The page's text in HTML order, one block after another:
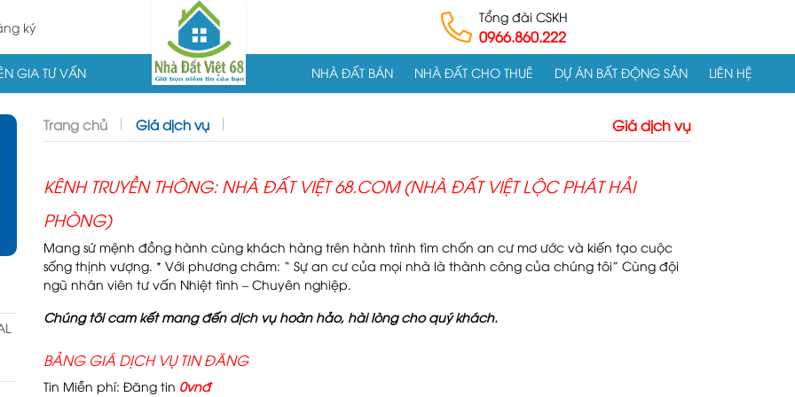
ký
Tổng đài CSKH
0966.860.222
GIA TƯ VẤN NHÀ ĐẤT BÁN NHÀ ĐẤT CHO THUÊ DỰ ÁN BẤT ĐỘNG SẢN LIÊN HỆ
Trang chủ Giá dịch vụ Giá dịch vụ
KÊNH TRUYỀN THÔNG: NHÀ ĐẤT VIỆT 68.COM (NHÀ ĐẤT VIỆT LỘC PHÁT HẢI
PHÒNG)
Mang sứ mệnh đồng hành cùng khách hàng trên hành trình tìm chốn an cư mơ ước và kiến tạo cuộc
sống thịnh vượng. * Với phương châm: “ Sự an cư của mọi nhà là thành công của chúng tôi” Cùng đội
ngũ nhân viên tư vấn Nhiệt tình – Chuyên nghiệp.
Chúng tôi cam kết mang đến dịch vụ hoàn hảo, hài lòng cho quý khách.
BẢNG GIÁ DỊCH VỤ TIN ĐĂNG
Tin Miễn phí: Đăng tin 0vnđ